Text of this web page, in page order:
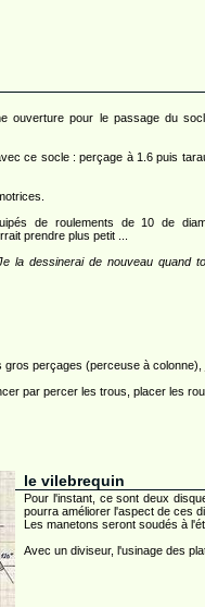
ouverture pour le passage du
ce socle : perçage à 1.6 puis
de roulements de 10 de
prendre plus petit ...
la dessinerai de nouveau quand
gros perçages (perceuse à
par percer les trous, placer les
le vilebrequin
Pour l'instant, ce sont deux
pourra améliorer l'aspect de ces
Les manetons seront soudés à
Avec un diviseur, l'usinage des